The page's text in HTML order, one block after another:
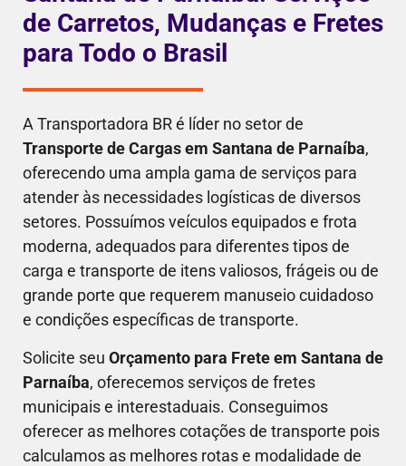
de Carretos, Mudanças e Fretes
para Todo o Brasil
A Transportadora BR é líder no setor de
Transporte de Cargas em Santana de Parnaíba,
oferecendo uma ampla gama de serviços para
atender às necessidades logísticas de diversos
setores. Possuímos veículos equipados e frota
moderna, adequados para diferentes tipos de
carga e transporte de itens valiosos, frágeis ou de
grande porte que requerem manuseio cuidadoso
e condições específicas de transporte.
Solicite seu Orçamento para Frete em Santana de
Parnaíba, oferecemos serviços de fretes
municipais e interestaduais. Conseguimos
oferecer as melhores cotações de transporte pois
calculamos as melhores rotas e modalidade de